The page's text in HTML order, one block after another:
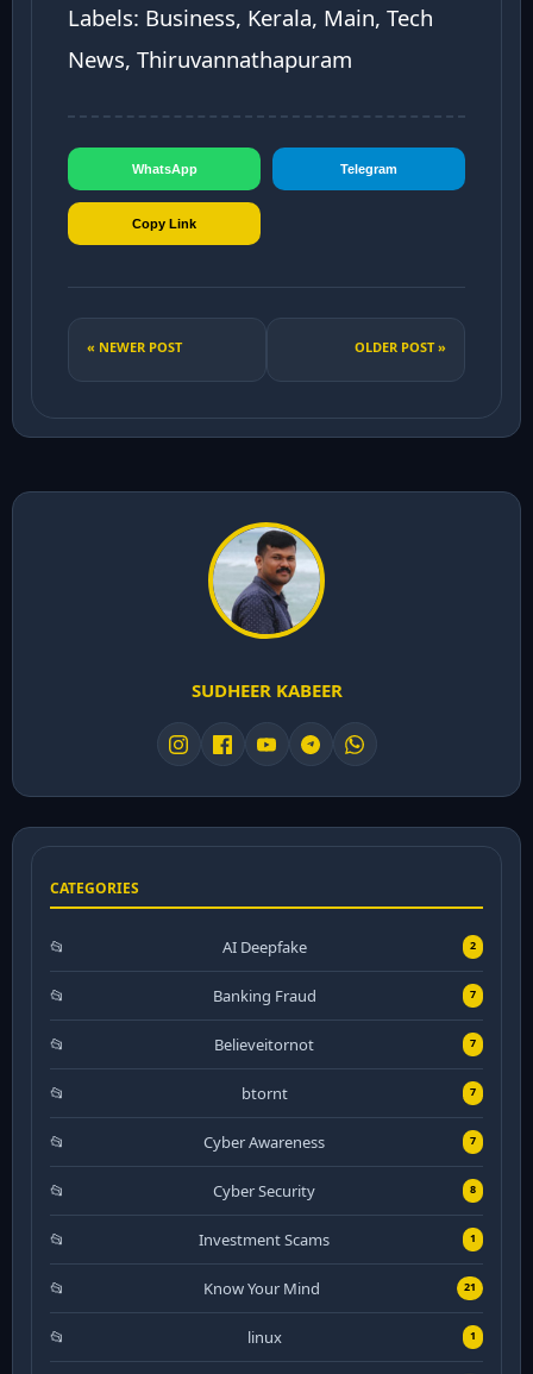
Labels: Business, Kerala, Main, Tech
News, Thiruvannathapuram
WhatsApp Telegram
Copy Link
« NEWER POST OLDER POST »
SUDHEER KABEER
CATEGORIES
AI Deepfake 2
Banking Fraud 7
Believeitornot 7
btornt 7
Cyber Awareness 7
Cyber Security 8
Investment Scams 1
Know Your Mind 21
linux 1